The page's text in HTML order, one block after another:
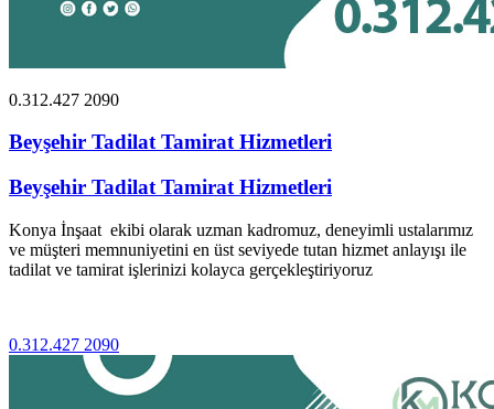
0.312.427 2090
Beyşehir Tadilat Tamirat Hizmetleri
Beyşehir Tadilat Tamirat Hizmetleri
Konya İnşaat ekibi olarak uzman kadromuz, deneyimli ustalarımız
ve müşteri memnuniyetini en üst seviyede tutan hizmet anlayışı ile
tadilat ve tamirat işlerinizi kolayca gerçekleştiriyoruz
0.312.427 2090